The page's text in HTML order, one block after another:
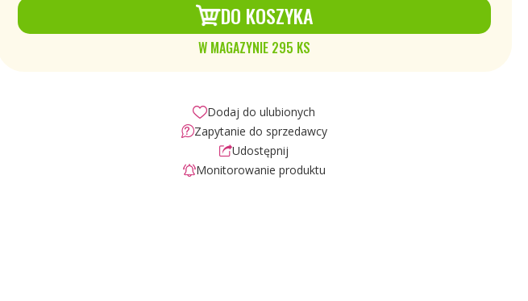
DO KOSZYKA
W MAGAZYNIE 295 KS
Dodaj do ulubionych
Zapytanie do sprzedawcy
Udostępnij
Monitorowanie produktu